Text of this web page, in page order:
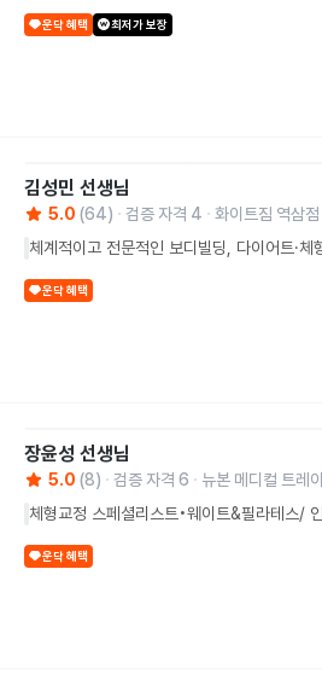
운닥 혜택 최저가 보장
김성민 선생님
5.0 (64) 검증 자격 4
화이트짐 역삼점
체계적이고 전문적인 보디빌딩, 다이어트·체
운닥 혜택
장윤성 선생님
5.0 (8) 검증 자격 6
뉴본 메디컬 트레
체형교정 스페셜리스트•웨이트&필라테스/
운닥 혜택